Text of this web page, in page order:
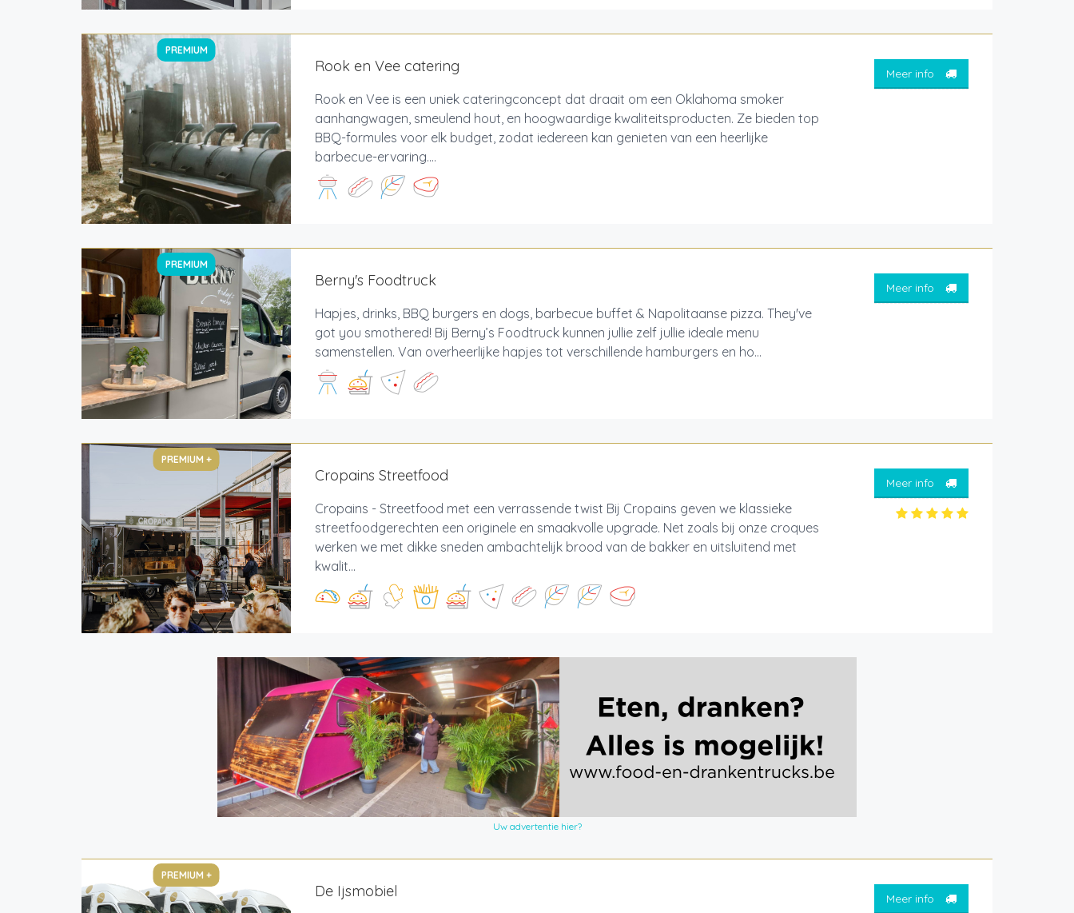
PREMIUM
Rook en Vee catering
Rook en Vee is een uniek cateringconcept dat draait om een Oklahoma smoker
aanhangwagen, smeulend hout, en hoogwaardige kwaliteitsproducten. Ze bieden top
BBQ-formules voor elk budget, zodat iedereen kan genieten van een heerlijke
barbecue-ervaring....
Meer info
PREMIUM
Berny's Foodtruck
Hapjes, drinks, BBQ burgers en dogs, barbecue buffet & Napolitaanse pizza. They've
got you smothered! Bij Berny’s Foodtruck kunnen jullie zelf jullie ideale menu
samenstellen. Van overheerlijke hapjes tot verschillende hamburgers en ho...
Meer info
PREMIUM +
Cropains Streetfood
Cropains - Streetfood met een verrassende twist Bij Cropains geven we klassieke
streetfoodgerechten een originele en smaakvolle upgrade. Net zoals bij onze croques
werken we met dikke sneden ambachtelijk brood van de bakker en uitsluitend met
kwalit...
Meer info
Uw advertentie hier?
PREMIUM +
De Ijsmobiel Meer info